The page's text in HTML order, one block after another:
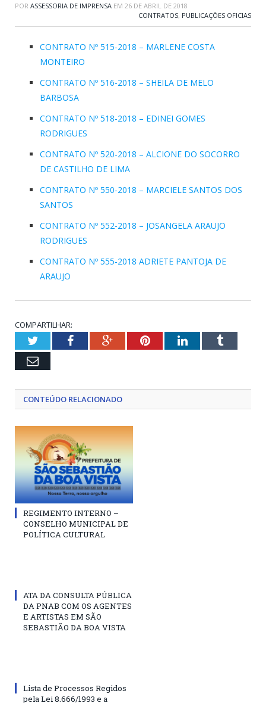
POR ASSESSORIA DE IMPRENSA EM 26 DE ABRIL DE 2018
CONTRATOS, PUBLICAÇÕES OFICIAS
CONTRATO Nº 515-2018 – MARLENE COSTA
MONTEIRO
CONTRATO Nº 516-2018 – SHEILA DE MELO
BARBOSA
CONTRATO Nº 518-2018 – EDINEI GOMES
RODRIGUES
CONTRATO Nº 520-2018 – ALCIONE DO SOCORRO
DE CASTILHO DE LIMA
CONTRATO Nº 550-2018 – MARCIELE SANTOS DOS
SANTOS
CONTRATO Nº 552-2018 – JOSANGELA ARAUJO
RODRIGUES
CONTRATO Nº 555-2018 ADRIETE PANTOJA DE
ARAUJO
COMPARTILHAR:
TwitterFacebookGoogle+PinterestLinkedInTumblr
Email
CONTEÚDO RELACIONADO
REGIMENTO INTERNO –
CONSELHO MUNICIPAL DE
POLÍTICA CULTURAL
ATA DA CONSULTA PÚBLICA
DA PNAB COM OS AGENTES
E ARTISTAS EM SÃO
SEBASTIÃO DA BOA VISTA
Lista de Processos Regidos
pela Lei 8.666/1993 e a